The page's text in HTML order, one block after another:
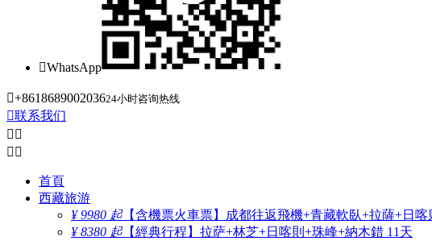
WhatsApp
+861868900203624小时咨询热线
联系我们
 
 
首頁
西藏旅游
¥ 9980 起【含機票火車票】成都往返飛機+青藏軟臥+拉薩+日
¥ 8380 起【經典行程】拉萨+林芝+日喀則+珠峰+納木錯 11天